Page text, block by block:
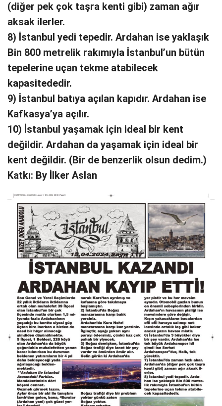
(diğer pek çok taşra kenti gibi) zaman ağır
aksak ilerler.
8) İstanbul yedi tepedir. Ardahan ise yaklaşık
Bin 800 metrelik rakımıyla İstanbul’un bütün
tepelerine uçan tekme atabilecek
kapasitededir.
9) İstanbul batıya açılan kapıdır. Ardahan ise
Kafkasya’ya açılır.
10) İstanbul yaşamak için ideal bir kent
değildir. Ardahan da yaşamak için ideal bir
kent değildir. (Bir de benzerlik olsun dedim.)
Katkı: By İlker Aslan